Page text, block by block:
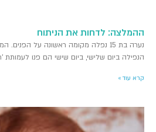
ההמלצה: לדחות את הניתוח
נערה בת 15 נפלה מקומה ראשונה על
הנפילה ביום שלישי, ביום שישי הם פנו לעמותת
קרא עוד »